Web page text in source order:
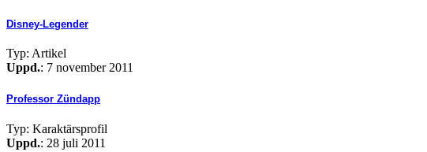
Disney-Legender
Typ: Artikel
Uppd.: 7 november 2011
Professor Zündapp
Typ: Karaktärsprofil
Uppd.: 28 juli 2011